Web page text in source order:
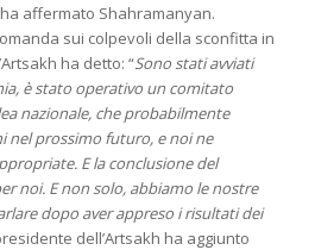
ha affermato Shahramanyan.
sui colpevoli della sconfitta in
ha detto: “Sono stati avviati
è stato operativo un comitato
nazionale, che probabilmente
nel prossimo futuro, e noi ne
E la conclusione del
noi. E non solo, abbiamo le nostre
dopo aver appreso i risultati dei
dell’Artsakh ha aggiunto